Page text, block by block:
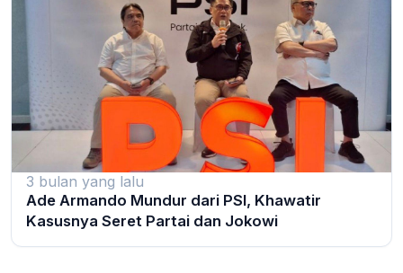
3 bulan yang lalu
Ade Armando Mundur dari PSI, Khawatir
Kasusnya Seret Partai dan Jokowi